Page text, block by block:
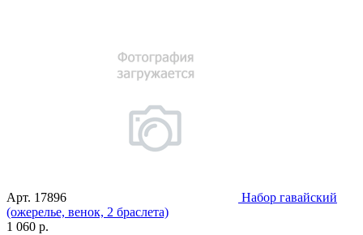
Арт. 17896
Набор гавайский
(ожерелье, венок, 2 браслета)
1 060 р.